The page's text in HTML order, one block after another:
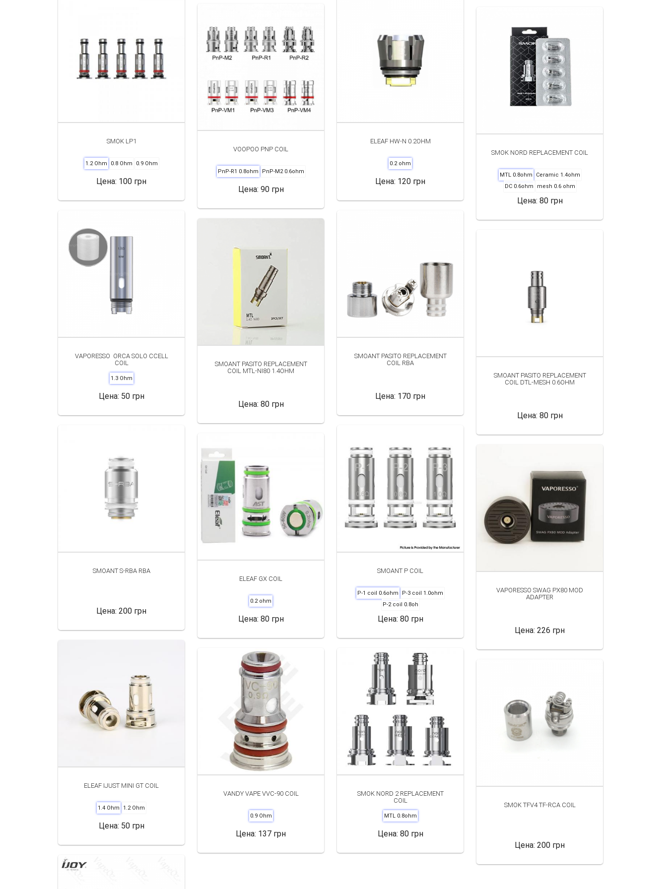
ELEAF HW-N 0.2OHM
0.2 ohm
Цена: 120 грн
SMOK LP1
1.2 Ohm 0.8 Ohm 0.9 Ohm
Цена: 100 грн
VOOPOO PNP COIL
PnP-R1 0.8ohm PnP-M2 0.6ohm
Цена: 90 грн
SMOK NORD REPLACEMENT COIL
MTL 0.8ohm
Ceramic 1.4ohm
DC 0.6ohm
mesh 0.6 ohm
Цена: 80 грн
SMOANT PASITO REPLACEMENT
COIL RBA
Цена: 170 грн
VAPORESSO ORCA SOLO CCELL
COIL
1.3 Ohm
Цена: 50 грн
SMOANT PASITO REPLACEMENT
COIL MTL-NI80 1.4OHM
Цена: 80 грн
SMOANT PASITO REPLACEMENT
COIL DTL-MESH 0.6OHM
Цена: 80 грн
SMOANT P COIL
P-1 coil 0.6ohm
P-3 coil 1.0ohm
P-2 coil 0.8oh
Цена: 80 грн
SMOANT S-RBA RBA
Цена: 200 грн
ELEAF GX COIL
0.2 ohm
Цена: 80 грн
VAPORESSO SWAG PX80 MOD
ADAPTER
Цена: 226 грн
ELEAF IJUST MINI GT COIL
1.4 Ohm 1.2 Ohm
Цена: 50 грн
VANDY VAPE VVC-90 COIL
0.9 Ohm
Цена: 137 грн
SMOK NORD 2 REPLACEMENT
COIL
MTL 0.8ohm
Цена: 80 грн
SMOK TFV4 TF-RCA COIL
Цена: 200 грн